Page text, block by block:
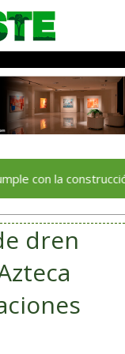
construcción del
dren